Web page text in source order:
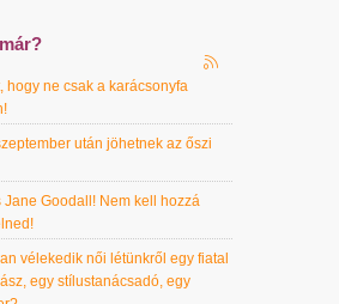
hogy ne csak a karácsonyfa
után jöhetnek az őszi
Jane Goodall! Nem kell hozzá
vélekedik női létünkről egy fiatal
egy stílustanácsadó, egy